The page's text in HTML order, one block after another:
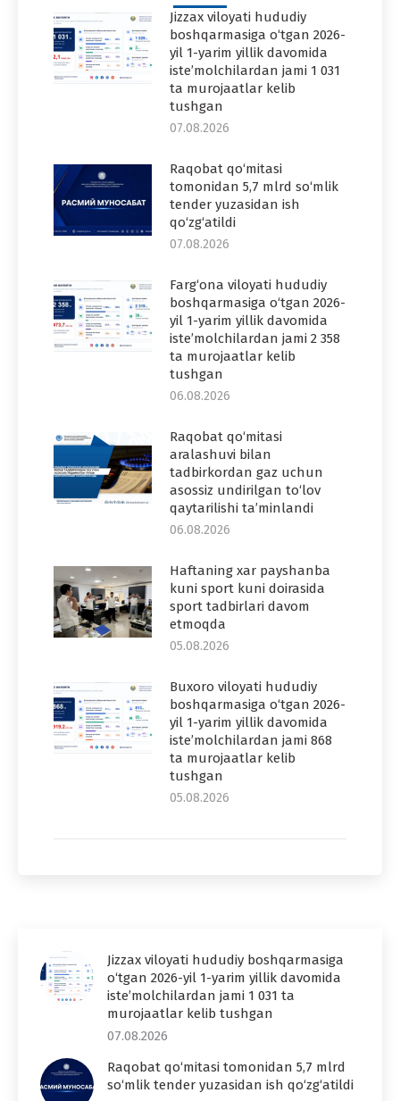
Jizzax viloyati hududiy
boshqarmasiga o‘tgan 2026-
yil 1-yarim yillik davomida
iste’molchilardan jami 1 031
ta murojaatlar kelib
tushgan
07.08.2026
Raqobat qo‘mitasi
tomonidan 5,7 mlrd so‘mlik
tender yuzasidan ish
qo‘zg‘atildi
07.08.2026
Farg‘ona viloyati hududiy
boshqarmasiga o‘tgan 2026-
yil 1-yarim yillik davomida
iste’molchilardan jami 2 358
ta murojaatlar kelib
tushgan
06.08.2026
Raqobat qo‘mitasi
aralashuvi bilan
tadbirkordan gaz uchun
asossiz undirilgan to‘lov
qaytarilishi ta’minlandi
06.08.2026
Haftaning xar payshanba
kuni sport kuni doirasida
sport tadbirlari davom
etmoqda
05.08.2026
Buxoro viloyati hududiy
boshqarmasiga o‘tgan 2026-
yil 1-yarim yillik davomida
iste’molchilardan jami 868
ta murojaatlar kelib
tushgan
05.08.2026
Jizzax viloyati hududiy boshqarmasiga
o‘tgan 2026-yil 1-yarim yillik davomida
iste’molchilardan jami 1 031 ta
murojaatlar kelib tushgan
07.08.2026
Raqobat qo‘mitasi tomonidan 5,7 mlrd
so‘mlik tender yuzasidan ish qo‘zg‘atildi